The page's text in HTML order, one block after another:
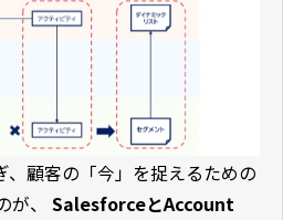
、顧客の「今」を捉えるための
、 SalesforceとAccount